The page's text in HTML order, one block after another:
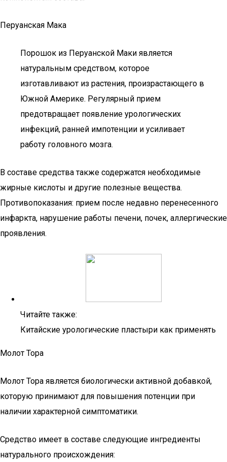
Перуанская Мака
Порошок из Перуанской Маки является
натуральным средством, которое
изготавливают из растения, произрастающего в
Южной Америке. Регулярный прием
предотвращает появление урологических
инфекций, ранней импотенции и усиливает
работу головного мозга.
В составе средства также содержатся необходимые
жирные кислоты и другие полезные вещества.
Противопоказания: прием после недавно перенесенного
инфаркта, нарушение работы печени, почек, аллергические
проявления.
Читайте также:
Китайские урологические пластыри как применять
Молот Тора
Молот Тора является биологически активной добавкой,
которую принимают для повышения потенции при
наличии характерной симптоматики.
Средство имеет в составе следующие ингредиенты
натурального происхождения: